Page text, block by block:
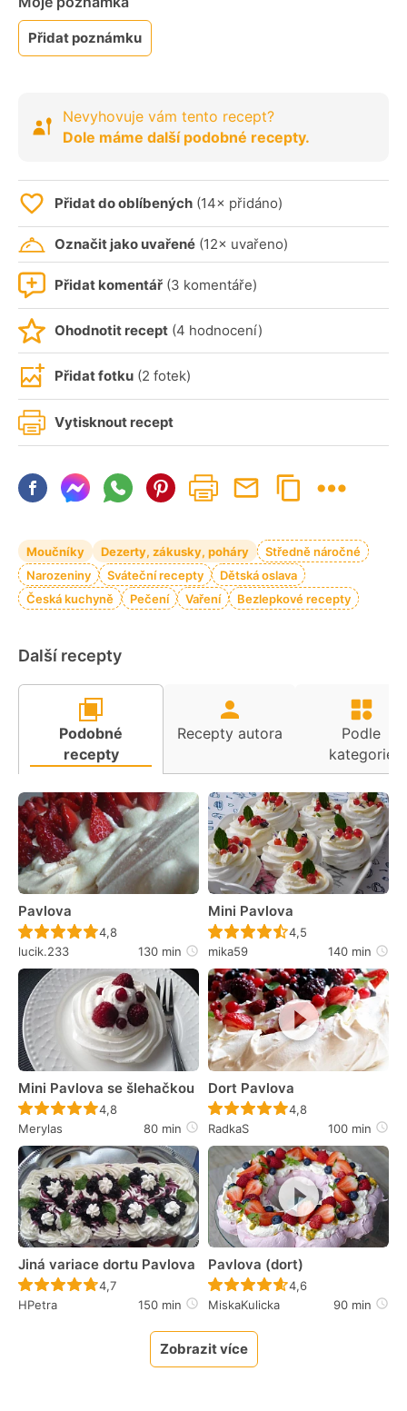
Přidat poznámku
Nevyhovuje vám tento recept?
Dole máme další podobné recepty.
Přidat do oblíbených (14× přidáno)
Označit jako uvařené (12× uvařeno)
Přidat komentář (3 komentáře)
Ohodnotit recept (4 hodnocení)
Přidat fotku (2 fotek)
Vytisknout recept
Moučníky Dezerty, zákusky, poháry
Středně náročné
Narozeniny
Sváteční recepty
Dětská oslava
Česká kuchyně
Pečení Vaření Bezlepkové recepty
Další recepty
Podobné
recepty
Recepty autora
Podle
kategorie
Pavlova
Recept ještě nebyl hodnocen
4,8
lucik.233
130 min
Mini Pavlova
Recept ještě nebyl
4,5
mika59
140 min
Mini Pavlova se šlehačkou
Recept ještě nebyl hodnocen
4,8
Merylas
80 min
Dort Pavlova
Recept ještě nebyl
4,8
RadkaS
100 min
Jiná variace dortu Pavlova
Recept ještě nebyl hodnocen
4,7
HPetra
150 min
Pavlova (dort)
Recept ještě nebyl
4,6
MiskaKulicka
90 min
Zobrazit více